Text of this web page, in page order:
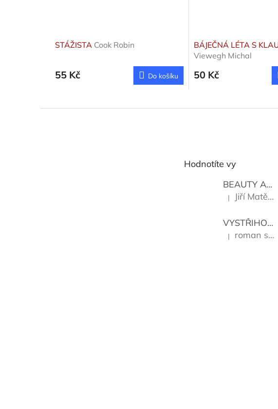
STÁŽISTA Cook Robin
55 Kč Do košíku
BÁJEČNÁ LÉTA S
Viewegh Michal
50 Kč
Hodnotíte vy
BEAUTY AND THE BEAT
Hodnocení
| Jiří Matějů
VYSTŘIHOVÁNKY - PRAŽSKÉ PAMÁTKY
Hodnocení
| roman sekanina